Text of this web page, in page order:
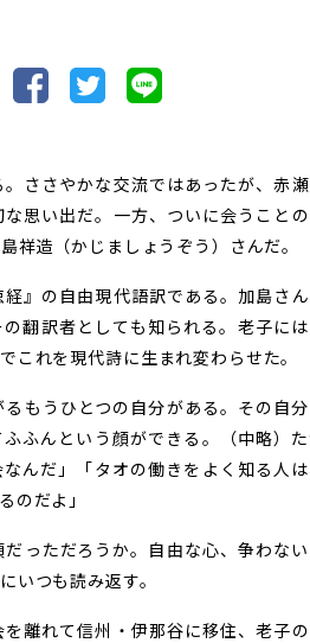
ささやかな交流ではあったが、赤
思い出だ。一方、ついに会うこと
祥造（かじましょうぞう）さんだ。
』の自由現代語訳である。加島さん
翻訳者としても知られる。老子に
これを現代詩に生まれ変わらせた。
もうひとつの自分がある。その自
ふんという顔ができる。（中略）
んだ」「タオの働きをよく知る人
のだよ」
っただろうか。自由な心、争わな
いつも読み返す。
離れて信州・伊那谷に移住、老子